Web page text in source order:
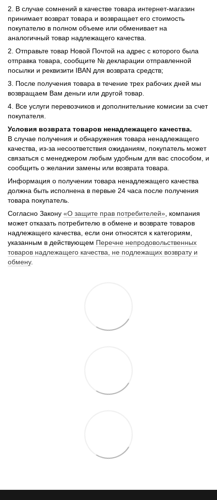
2. В случае сомнений в качестве товара интернет-магазин
принимает возврат товара и возвращает его стоимость
покупателю в полном объеме или обменивает на
аналогичный товар надлежащего качества.
2. Отправьте товар Новой Почтой на адрес с которого была
отправка товара, сообщите № декларации отправленной
посылки и реквизити IBAN для возврата средств;
3. После получения товара в течение трех рабочих дней мы
возвращаем Вам деньги или другой товар.
4. Все услуги перевозчиков и дополнительние комисии за счет
покупателя.
Условия возврата товаров ненадлежащего качества.
В случае получения и обнаружения товара ненадлежащего
качества, из-за несоответствия ожиданиям, покупатель может
связаться с менеджером любым удобным для вас способом, и
сообщить о желании замены или возврата товара.
Информация о получении товара ненадлежащего качества
должна быть исполнена в первые 24 часа после получения
товара покупатель.
Согласно Закону «О защите прав потребителей» , компания
может отказать потребителю в обмене и возврате товаров
надлежащего качества, если они относятся к категориям,
указанным в действующем Перечне непродовольственных
товаров надлежащего качества, не подлежащих возврату и
обмену.